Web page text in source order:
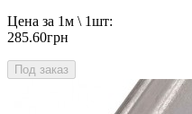
Цена за 1м \ 1шт:
285.60грн
Под заказ